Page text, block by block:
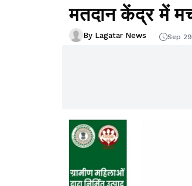
मतदान केंद्र में
By Lagatar News Sep